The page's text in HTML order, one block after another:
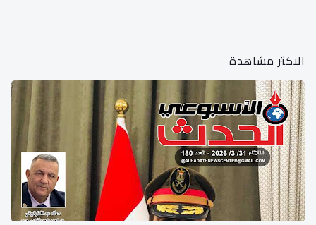
الاكثر مشاهدة